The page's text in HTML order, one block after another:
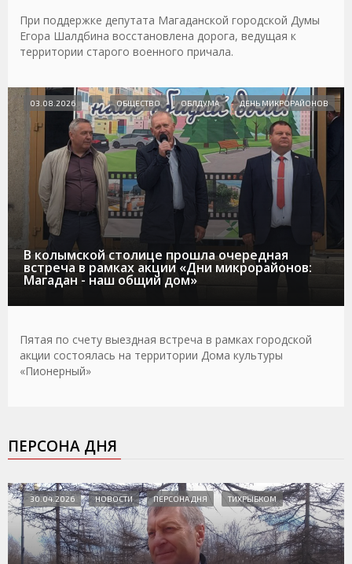
При поддержке депутата Магаданской городской Думы
Егора Шалдбина восстановлена дорога, ведущая к
территории старого военного причала.
В колымской столице прошла очередная
встреча в рамках акции «Дни микрорайонов:
Магадан - наш общий дом»
03.08.2026 ОБЩЕСТВО ОБЛДУМА ДЕНЬ МИКРОРАЙОНОВ
Пятая по счету выездная встреча в рамках городской
акции состоялась на территории Дома культуры
«Пионерный»
ПЕРСОНА ДНЯ
30.04.2026 НОВОСТИ ПЕРСОНА ДНЯ ТИХРЫБКОМ